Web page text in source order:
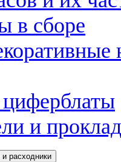
в сборе
и
расходники